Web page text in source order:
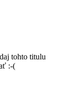
tohto titulu
:-(